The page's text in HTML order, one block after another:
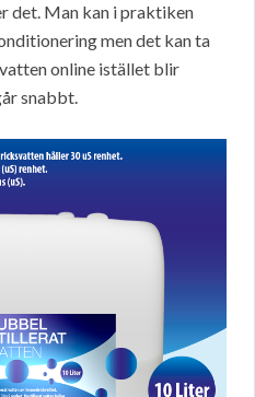
det. Man kan i praktiken
men det kan ta
online istället blir
snabbt.